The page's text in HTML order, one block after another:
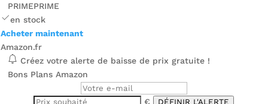
PRIMEPRIME
en stock
Acheter maintenant
Amazon.fr
Créez votre alerte de baisse de prix gratuite !
Bons Plans Amazon
€ DÉFINIR L'ALERTE